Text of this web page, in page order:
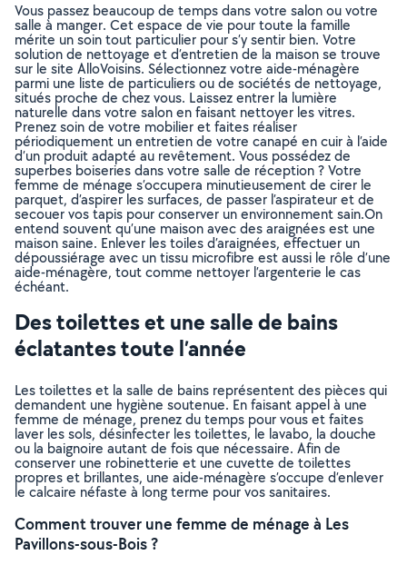
Vous passez beaucoup de temps dans votre salon ou votre
salle à manger. Cet espace de vie pour toute la famille
mérite un soin tout particulier pour s’y sentir bien. Votre
solution de nettoyage et d’entretien de la maison se trouve
sur le site AlloVoisins. Sélectionnez votre aide-ménagère
parmi une liste de particuliers ou de sociétés de nettoyage,
situés proche de chez vous. Laissez entrer la lumière
naturelle dans votre salon en faisant nettoyer les vitres.
Prenez soin de votre mobilier et faites réaliser
périodiquement un entretien de votre canapé en cuir à l’aide
d’un produit adapté au revêtement. Vous possédez de
superbes boiseries dans votre salle de réception ? Votre
femme de ménage s’occupera minutieusement de cirer le
parquet, d’aspirer les surfaces, de passer l’aspirateur et de
secouer vos tapis pour conserver un environnement sain.On
entend souvent qu’une maison avec des araignées est une
maison saine. Enlever les toiles d’araignées, effectuer un
dépoussiérage avec un tissu microfibre est aussi le rôle d’une
aide-ménagère, tout comme nettoyer l’argenterie le cas
échéant.
Des toilettes et une salle de bains
éclatantes toute l’année
Les toilettes et la salle de bains représentent des pièces qui
demandent une hygiène soutenue. En faisant appel à une
femme de ménage, prenez du temps pour vous et faites
laver les sols, désinfecter les toilettes, le lavabo, la douche
ou la baignoire autant de fois que nécessaire. Afin de
conserver une robinetterie et une cuvette de toilettes
propres et brillantes, une aide-ménagère s’occupe d’enlever
le calcaire néfaste à long terme pour vos sanitaires.
Comment trouver une femme de ménage à Les
Pavillons-sous-Bois ?